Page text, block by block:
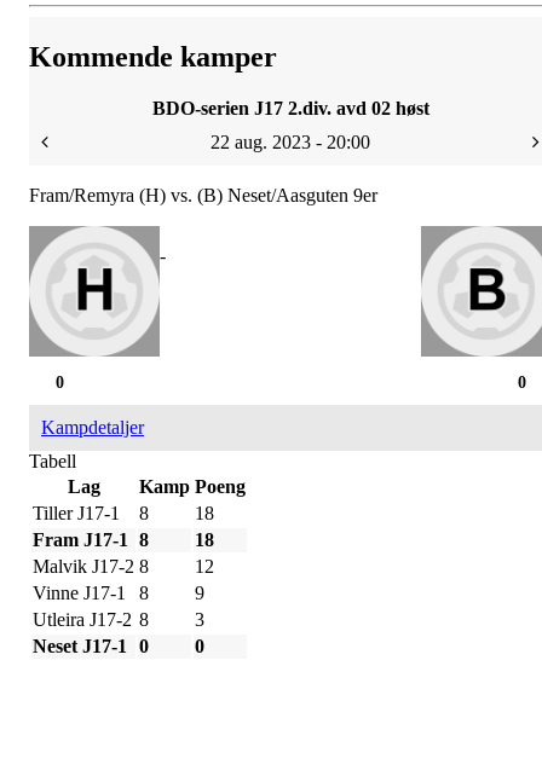
Kommende kamper
BDO-serien J17 2.div. avd 02 høst
22 aug. 2023 - 20:00
Fram/Remyra (H) vs. (B) Neset/Aasguten 9er
-
0
0
Kampdetaljer
Tabell
Lag
Kamp Poeng
Tiller J17-1
8
18
Fram J17-1
8
18
Malvik J17-2 8
12
Vinne J17-1
8
9
Utleira J17-2 8
3
Neset J17-1
0 0